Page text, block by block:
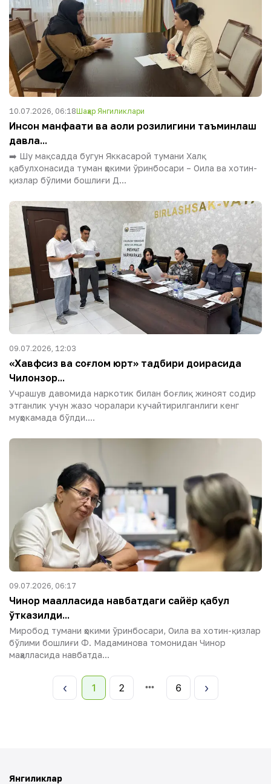
10.07.2026, 06:18Шаҳар Янгиликлари
Инсон манфаати ва аҳоли розилигини таъминлаш
давла...
➡️ Шу мақсадда бугун Яккасарой тумани Халқ
қабулхонасида туман ҳокими ўринбосари – Оила ва хотин-
қизлар бўлими бошлиғи Д...
09.07.2026, 12:03
«Хавфсиз ва соғлом юрт» тадбири доирасида
Чилонзор...
Учрашув давомида наркотик билан боғлиқ жиноят содир
этганлик учун жазо чоралари кучайтирилганлиги кенг
муҳокамада бўлди....
09.07.2026, 06:17
Чинор маҳалласида навбатдаги сайёр қабул
ўтказилди...
Миробод тумани ҳокими ўринбосари, Оила ва хотин-қизлар
бўлими бошлиғи Ф. Мадаминова томонидан Чинор
маҳалласида навбатда...
1 2 6
Янгиликлар